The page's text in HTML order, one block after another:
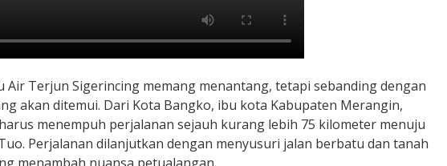
Air Terjun Sigerincing memang menantang, tetapi sebanding dengan
akan ditemui. Dari Kota Bangko, ibu kota Kabupaten Merangin,
menempuh perjalanan sejauh kurang lebih 75 kilometer menuju
Perjalanan dilanjutkan dengan menyusuri jalan berbatu dan tanah